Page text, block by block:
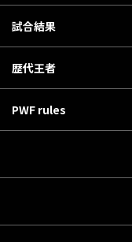
PWF rules
歴代王者
試合結果